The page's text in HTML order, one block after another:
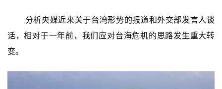
分析央媒近来关于台湾形势的报道和外交部发言人谈
话，相对于一年前，我们应对台海危机的思路发生重大转
变。